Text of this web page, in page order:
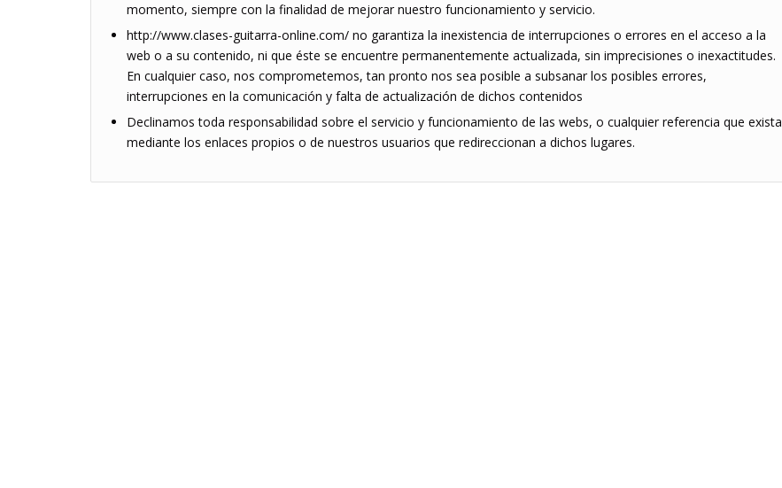
momento, siempre con la finalidad de mejorar nuestro funcionamiento y servicio.
http://www.clases-guitarra-online.com/ no garantiza la inexistencia de interrupciones o errores en el acceso a la
web o a su contenido, ni que éste se encuentre permanentemente actualizada, sin imprecisiones o inexactitudes.
En cualquier caso, nos comprometemos, tan pronto nos sea posible a subsanar los posibles errores,
interrupciones en la comunicación y falta de actualización de dichos contenidos
Declinamos toda responsabilidad sobre el servicio y funcionamiento de las webs, o cualquier referencia que exista
mediante los enlaces propios o de nuestros usuarios que redireccionan a dichos lugares.